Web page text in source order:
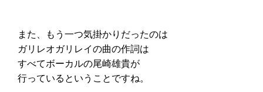
また、もう一つ気掛かりだったのは
ガリレオガリレイの曲の作詞は
すべてボーカルの尾崎雄貴が
行っているということですね。